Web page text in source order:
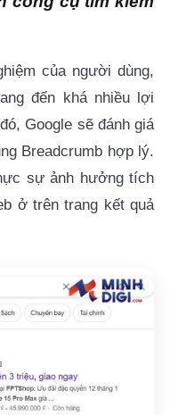
của người dùng,
đến khá nhiều lợi
Google sẽ đánh giá
Breadcrumb hợp lý.
sự ảnh hưởng tích
ở trên trang kết quả